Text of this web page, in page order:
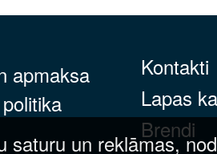
apmaksa
Kontakti
Lapas
Brendi
un reklāmas,